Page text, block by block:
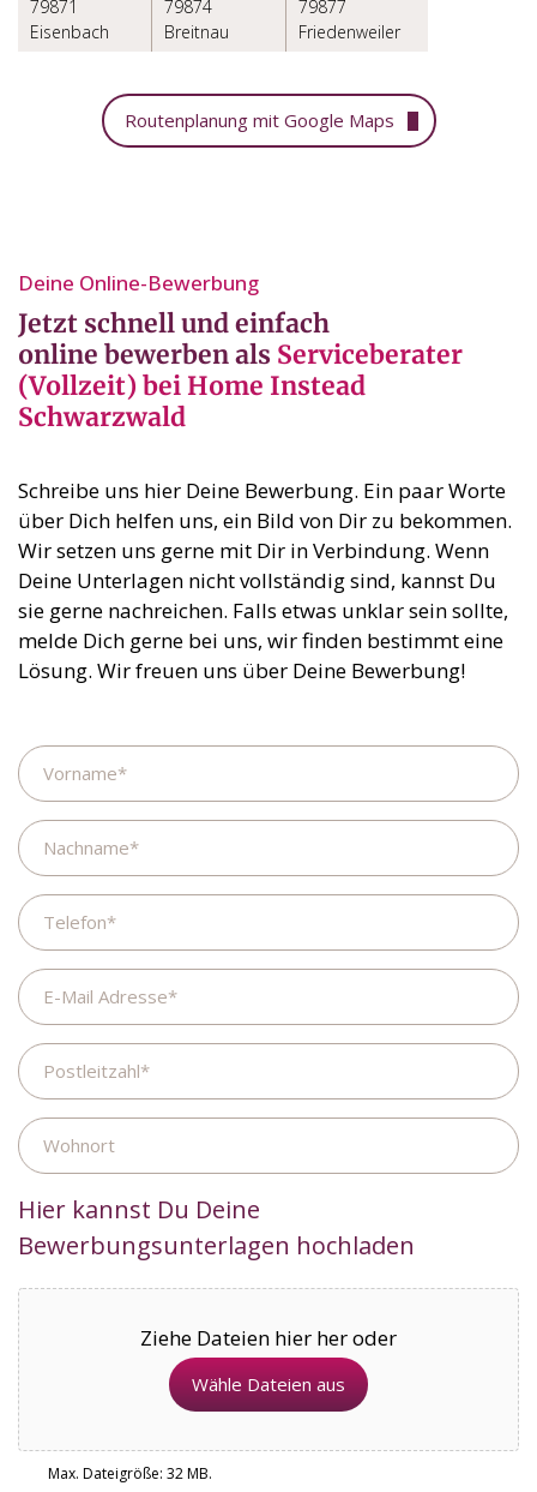
79871
Eisenbach
79874
Breitnau
79877
Friedenweiler
Routenplanung mit Google Maps
Deine Online-Bewerbung⁣
Jetzt schnell und einfach
online bewerben als Serviceberater
(Vollzeit) bei Home Instead
Schwarzwald
Schreibe uns hier Deine Bewerbung. Ein paar Worte
über Dich helfen uns, ein Bild von Dir zu bekommen.
Wir setzen uns gerne mit Dir in Verbindung. Wenn
Deine Unterlagen nicht vollständig sind, kannst Du
sie gerne nachreichen. Falls etwas unklar sein sollte,
melde Dich gerne bei uns, wir finden bestimmt eine
Lösung. Wir freuen uns über Deine Bewerbung!
Name
Nachname
Telefon
E-
Mail
Adresse
Postleitzahl
Wohnort
Hier kannst Du Deine
Bewerbungsunterlagen hochladen
Ziehe Dateien hier her oder
Wähle Dateien aus
Max. Dateigröße: 32 MB.